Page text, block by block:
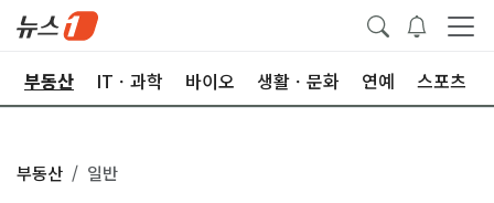
부동산 ITㆍ과학 바이오 생활ㆍ문화 연예 스포츠
부동산 일반